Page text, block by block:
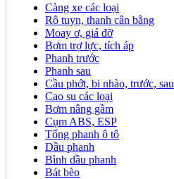
Càng xe các loại
Rô tuyn, thanh cân bằng
Moay ơ, giá đỡ
Bơm trợ lực, tích áp
Phanh trước
Phanh sau
Cầu phớt, bi nhào, trước, sau
Cao su các loại
Bơm nâng gầm
Cụm ABS, ESP
Tổng phanh ô tô
Dầu phanh
Bình dầu phanh
Bát bèo